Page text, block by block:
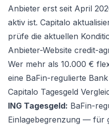
Anbieter erst seit April
aktiv ist. Capitalo
prüfe die aktuellen
Anbieter-Website credit-
Wer mehr als 10.000 €
eine BaFin-regulierte
Capitalo Tagesgeld
ING Tagesgeld: BaFin-
Einlagebegrenzung — für